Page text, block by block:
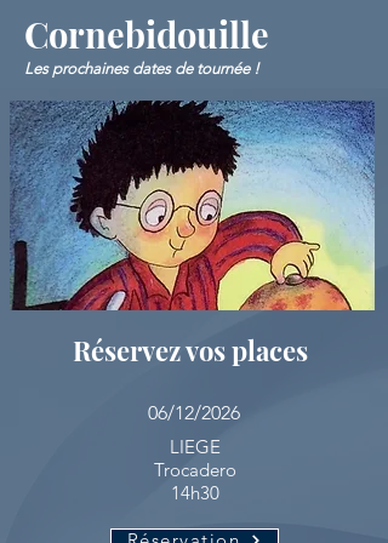
Cornebidouille
Les prochaines dates de tournée !
Réservez vos places
06/12/2026
LIEGE
Trocadero
14h30